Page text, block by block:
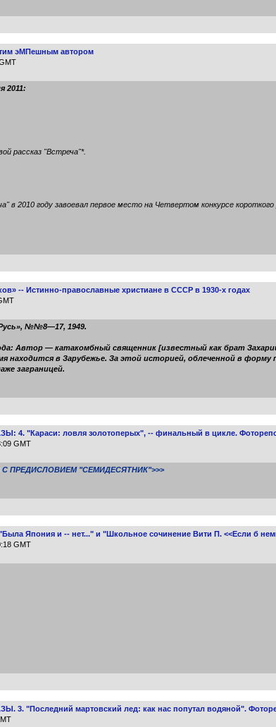
эМПешным автором
2011:
рассказ "Встреча"*.
в 2010 году завоевал первое место на Четвертом конкурсе
-- Истинно-православные христиане в СССР в 1930-х годах
№№8—17, 1949.
Автор — катакомбный священник [известный как брат
находится в Зарубежье. За этой историей, облеченной в
заграницей.
4. "Караси: ловля золотоперых", -- финальный в цикле.
GMT
ПРЕДИСЛОВИЕМ "СЕМИДЕСЯТНИК">>>
Япония и -- нет..." и "Школьное сочинение Вити П. <<Если б
GMT
3. "Последний мартовский лед: как нас попутал водяной".